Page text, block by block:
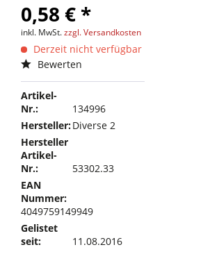
0,58 € *
inkl. MwSt.zzgl. Versandkosten
Derzeit nicht verfügbar
Bewerten
Artikel-
Nr.:
134996
Hersteller:Diverse 2
Hersteller
Artikel-
Nr.:
53302.33
EAN
Nummer:
4049759149949
Gelistet
seit:
11.08.2016